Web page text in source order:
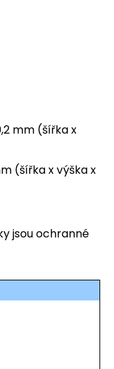
mm (šířka x
(šířka x výška x
jsou ochranné